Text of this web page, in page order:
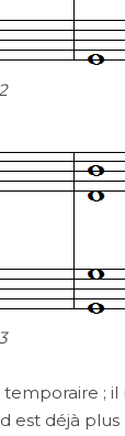
;
déjà